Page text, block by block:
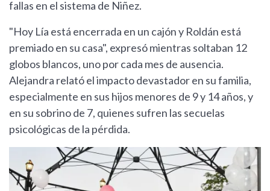
fallas en el sistema de Niñez.
"Hoy Lía está encerrada en un cajón y Roldán está
premiado en su casa", expresó mientras soltaban 12
globos blancos, uno por cada mes de ausencia.
Alejandra relató el impacto devastador en su familia,
especialmente en sus hijos menores de 9 y 14 años, y
en su sobrino de 7, quienes sufren las secuelas
psicológicas de la pérdida.